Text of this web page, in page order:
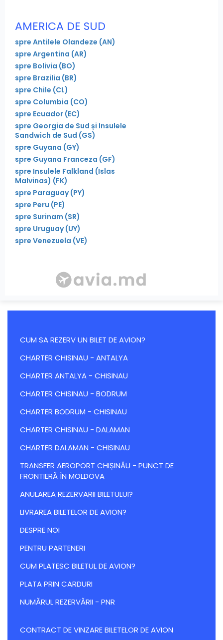
AMERICA DE SUD
spre Antilele Olandeze (AN)
spre Argentina (AR)
spre Bolivia (BO)
spre Brazilia (BR)
spre Chile (CL)
spre Columbia (CO)
spre Ecuador (EC)
spre Georgia de Sud și Insulele
Sandwich de Sud (GS)
spre Guyana (GY)
spre Guyana Franceza (GF)
spre Insulele Falkland (Islas
Malvinas) (FK)
spre Paraguay(PY)
spre Peru (PE)
spre Surinam (SR)
spre Uruguay(UY)
spre Venezuela (VE)
CUM SA REZERV UN BILET DE AVION?
CHARTER CHISINAU - ANTALYA
CHARTER ANTALYA - CHISINAU
CHARTER CHISINAU - BODRUM
CHARTER BODRUM - CHISINAU
CHARTER CHISINAU - DALAMAN
CHARTER DALAMAN - CHISINAU
TRANSFER AEROPORT CHIȘINĂU - PUNCT DE
FRONTIERĂ ÎN MOLDOVA
ANULAREA REZERVARII BILETULUI?
LIVRAREA BILETELOR DE AVION?
DESPRE NOI
PENTRU PARTENERI
CUM PLATESC BILETUL DE AVION?
PLATA PRIN CARDURI
NUMĂRUL REZERVĂRII - PNR
CONTRACT DE VINZARE BILETELOR DE AVION